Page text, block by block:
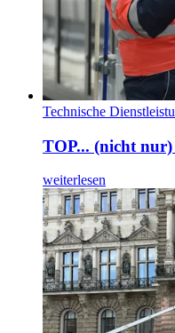
Technische
TOP... (nicht
weiterlesen